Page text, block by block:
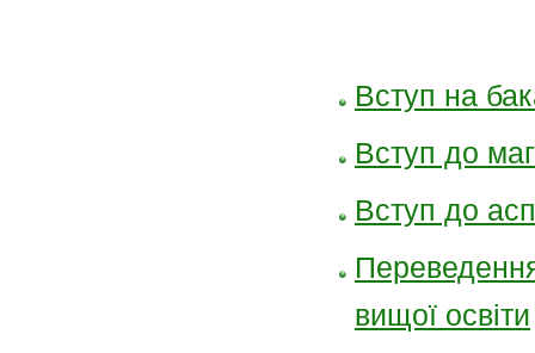
Вступ на
Вступ до
Вступ до
вищої освіти